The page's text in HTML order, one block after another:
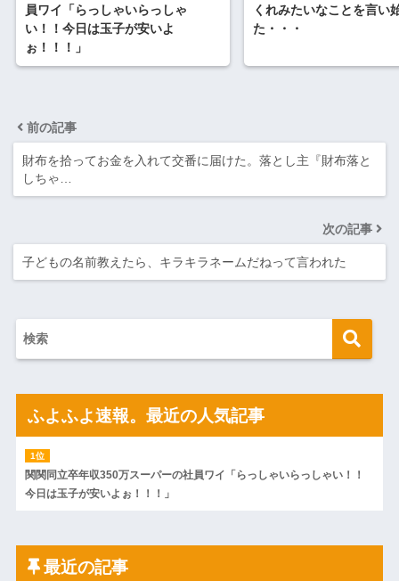
員ワイ「らっしゃいらっしゃ
い！！今日は玉子が安いよ
ぉ！！！」
くれみたいなことを言い
た・・・
前の記事
財布を拾ってお金を入れて交番に届けた。落とし主『財布落と
しちゃ…
次の記事
子どもの名前教えたら、キラキラネームだねって言われた
ふよふよ速報。最近の人気記事
関関同立卒年収350万スーパーの社員ワイ「らっしゃいらっしゃい！！
今日は玉子が安いよぉ！！！」
最近の記事